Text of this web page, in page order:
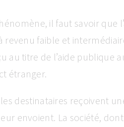
il faut savoir que
revenu faible et
au titre de l’aide publique
étranger.
destinataires reçoivent
envoient. La société,